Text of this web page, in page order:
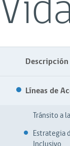
Descripción
Líneas de
Tránsito a
Estrategia